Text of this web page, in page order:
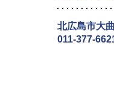
北広島市大
011-377-